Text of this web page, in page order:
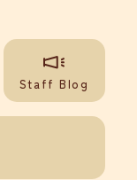
Staff Blog